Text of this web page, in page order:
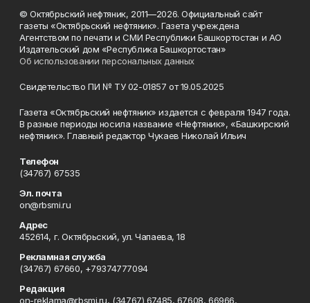
© Октябрьский нефтяник, 2011—2026. Официальный сайт
газеты «Октябрьский нефтяник». Газета учреждена
Агентством по печати и СМИ Республики Башкортостан и АО
Издательский дом «Республика Башкортостан»
Об использовании персональных данных
Свидетельство ПИ № ТУ 02-01857 от 19.05.2025
Газета «Октябрьский нефтяник» издается с февраля 1947 года.
В разные периоды носила название «Нефтяник», «Башкирский
нефтяник». Главный редактор Чукаев Николай Ильич
Телефон
(34767) 67535
Эл. почта
on@rbsmi.ru
Адрес
452614, г. Октябрьский, ул. Чапаева, 18
Рекламная служба
(34767) 67660, +79374777094
Редакция
on-reklama@rbsmi.ru, (34767) 67485, 67608, 66966,